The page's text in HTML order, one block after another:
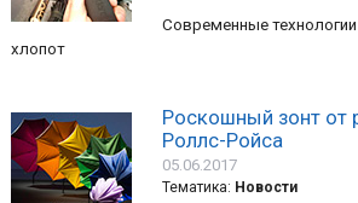
Современные
хлопот
Роскошный зонт от
Роллс-Ройса
05.06.2017
Тематика: Новости